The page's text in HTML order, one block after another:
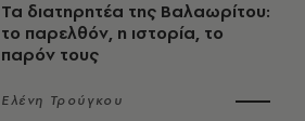
Τα διατηρητέα της Βαλαωρίτου:
το παρελθόν, η ιστορία, το
παρόν τους
Ελένη Τρούγκου